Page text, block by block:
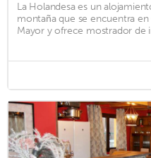
La Holandesa es un
montaña que se encuentra en
Mayor y ofrece mostrador de